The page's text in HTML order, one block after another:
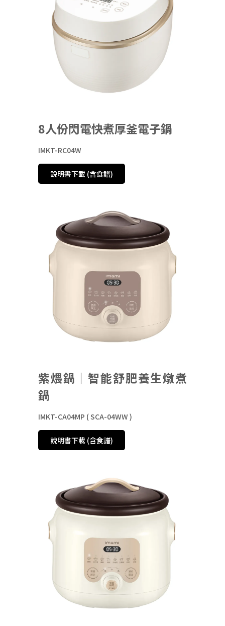
8人份閃電快煮厚釜電子鍋
IMKT-RC04W
說明書下載 (含食譜)
紫煨鍋｜智能舒肥養生燉煮
鍋
IMKT-CA04MP ( SCA-04WW )
說明書下載 (含食譜)